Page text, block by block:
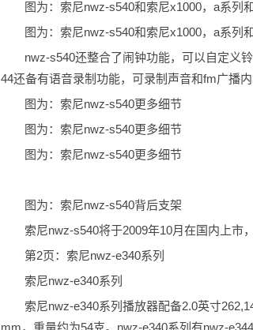
图为：索尼nwz-s540和索尼x1000，a系列
图为：索尼nwz-s540和索尼x1000，a系列
nwz-s540还整合了闹钟功能，可以自定义
44还备有语音录制功能，可录制声音和fm广播内
图为：索尼nwz-s540更多细节
图为：索尼nwz-s540更多细节
图为：索尼nwz-s540更多细节
图为：索尼nwz-s540背后支架
索尼nwz-s540将于2009年10月在国内上市
第2页：索尼nwz-e340系列
索尼nwz-e340系列
索尼nwz-e340系列播放器配备2.0英寸
mm，重量约为54克。nwz-e340系列有nwz-